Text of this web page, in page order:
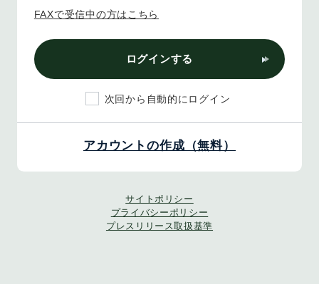
FAXで受信中の方はこちら
ログインする
次回から自動的にログイン
アカウントの作成（無料）
サイトポリシー
プライバシーポリシー
プレスリリース取扱基準